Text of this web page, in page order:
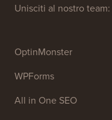
Unisciti al nostro team:
OptinMonster
WPForms
All in One SEO